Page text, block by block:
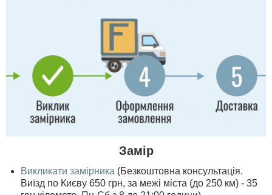
Замір
Викликати замірника (Безкоштовна консультація.
Виїзд по Києву 650 грн, за межі міста (до 250 км) - 35